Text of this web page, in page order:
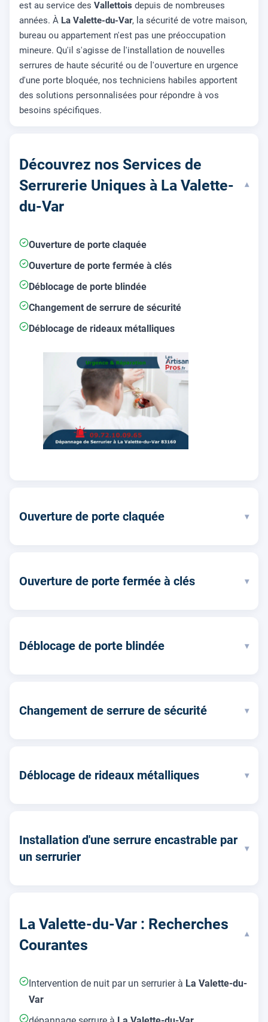
est au service des Vallettois depuis de nombreuses
années. À La Valette-du-Var, la sécurité de votre maison,
bureau ou appartement n'est pas une préoccupation
mineure. Qu'il s'agisse de l'installation de nouvelles
serrures de haute sécurité ou de l'ouverture en urgence
d'une porte bloquée, nos techniciens habiles apportent
des solutions personnalisées pour répondre à vos
besoins spécifiques.
Découvrez nos Services de
Serrurerie Uniques à La Valette-
du-Var
▾
Ouverture de porte claquée
Ouverture de porte fermée à clés
Déblocage de porte blindée
Changement de serrure de sécurité
Déblocage de rideaux métalliques
Ouverture de porte claquée ▾
Ouverture de porte fermée à clés ▾
Déblocage de porte blindée ▾
Changement de serrure de sécurité ▾
Déblocage de rideaux métalliques ▾
Installation d'une serrure encastrable par
un serrurier
▾
La Valette-du-Var : Recherches
Courantes
▾
Intervention de nuit par un serrurier à La Valette-du-
Var